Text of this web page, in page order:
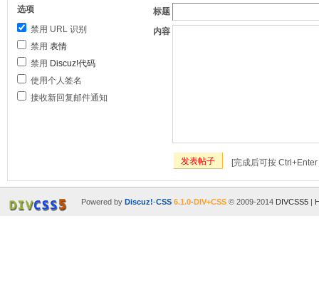
选项
禁用 URL 识别
禁用表情
禁用 Discuz!代码
使用个人签名
接收新回复邮件通知
标题
内容
发表帖子 [完成后可按
Powered by Discuz!-CSS 6.1.0-DIV+CSS© 2009-2014 DIVCSS5|